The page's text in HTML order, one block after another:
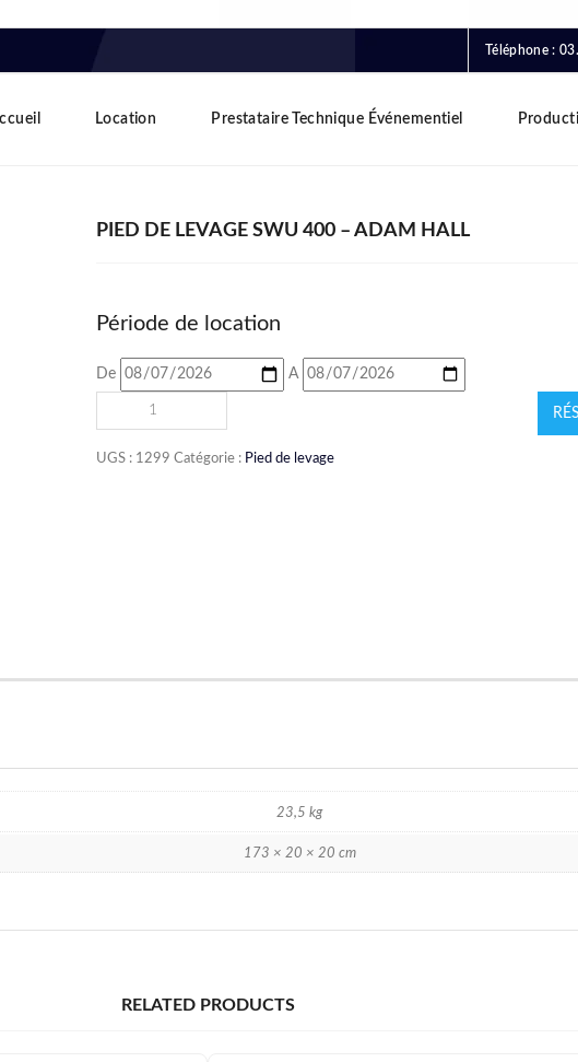
Téléphone :
Location Prestataire Technique Événementiel
PIED DE LEVAGE SWU 400 – ADAM HALL
Période de location
De A
UGS : 1299 Catégorie : Pied de levage
23,5 kg
173 × 20 × 20 cm
RELATED PRODUCTS